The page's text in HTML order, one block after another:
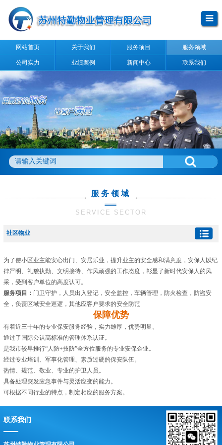
网站首页 关于我们 服务项目 服务领域
公司实力 业绩案例 新闻中心 联系我们
服务领域
SERVICE SECTOR
社区物业
为了使小区业主能安心出门、安居乐业，提升业主的安全感和满意度，安保人以纪
律严明、礼貌执勤、文明接待、作风顽强的工作态度，彰显了新时代安保人的风
采，受到客户单位的高度认可。
服务项目： 门卫守护，人员出入登记，安全监控，车辆管理，防火检查，防盗安
全，负责区域安全巡逻，其他应客户要求的安全防范
保障优势
有着近三十年的专业保安服务经验，实力雄厚，优势明显。
通过了国际公认高标准的管理体系认证。
是我市较早推行“人防+技防”全方位服务的专业安保企业。
经过专业培训、军事化管理、素质过硬的保安队伍。
热情、规范、敬业、专业的护卫人员。
具备处理突发应急事件与灵活应变的能力。
可根据不同行业的特点，制定相应的服务方案。
联系我们